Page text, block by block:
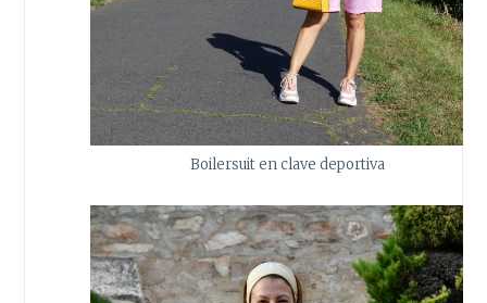
Boilersuit en clave deportiva